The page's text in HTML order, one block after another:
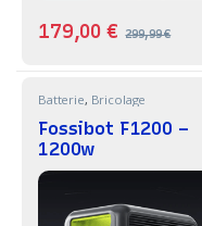
179,00€ 299,99€
Batterie, Bricolage
Fossibot F1200 –
1200w